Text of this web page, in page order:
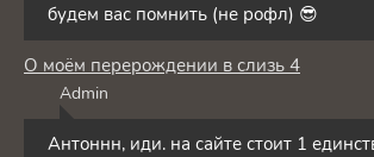
будем вас помнить (не рофл) 😎
О моём перерождении в слизь 4
Admin
Антоннн, иди. на сайте стоит 1